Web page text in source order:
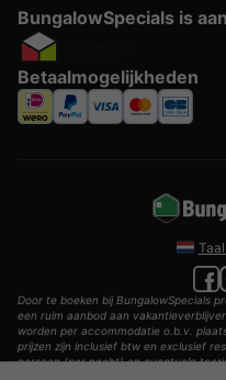
BungalowSpecials is
Betaalmogelijkheden
Door te boeken bij BungalowSpecials
een ruim aanbod aan
worden per accommodatie o.b.v.
prijzen zijn inclusief btw en exclusief
persoon (per nacht) en eventuele